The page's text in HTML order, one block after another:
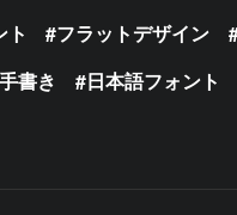
ト フラットデザイン
手書き 日本語フォント